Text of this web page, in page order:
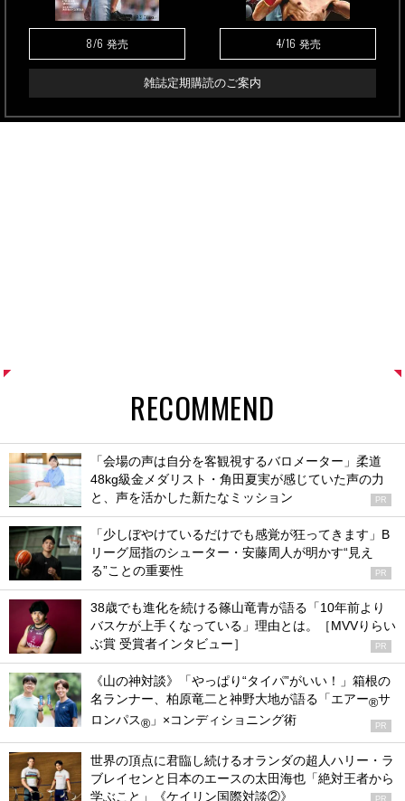
8/6 発売 4/16 発売
雑誌定期購読のご案内
RECOMMEND
「会場の声は自分を客観視するバロメーター」柔道
48kg級金メダリスト・角田夏実が感じていた声の力
と、声を活かした新たなミッション
PR
「少しぼやけているだけでも感覚が狂ってきます」B
リーグ屈指のシューター・安藤周人が明かす“見え
る”ことの重要性
PR
38歳でも進化を続ける篠山竜青が語る「10年前より
バスケが上手くなっている」理由とは。［MVVりらい
ぶ賞 受賞者インタビュー］
PR
《山の神対談》「やっぱり“タイパ”がいい！」箱根の
名ランナー、柏原竜二と神野大地が語る「エアー®サ
ロンパス® 」×コンディショニング術 PR
世界の頂点に君臨し続けるオランダの超人ハリー・ラ
ブレイセンと日本のエースの太田海也「絶対王者から
学ぶこと」《ケイリン国際対談②》